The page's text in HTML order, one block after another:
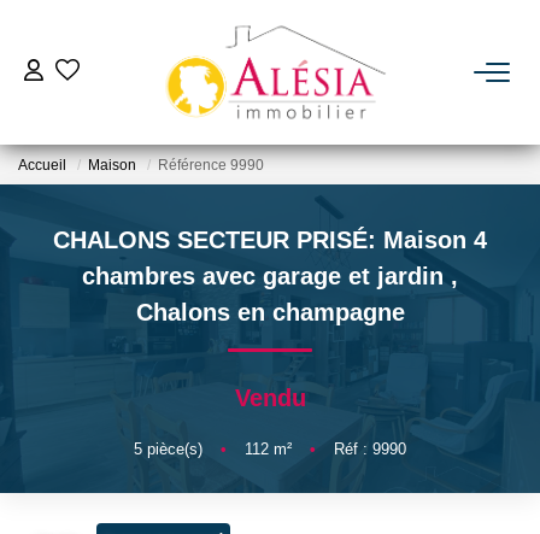
ACHETER
BIENS VENDUS / LOUÉS
NOTRE AGENCE
Accueil Maison Référence 9990
CHALONS SECTEUR PRISÉ: Maison 4
chambres avec garage et jardin ,
Chalons en champagne
Vendu
5 pièce(s) • 112 m² • Réf : 9990